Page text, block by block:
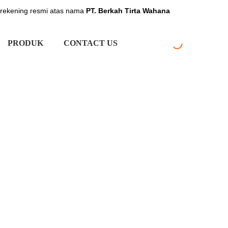
resmi atas nama PT. Berkah Tirta Wahana
PRODUK CONTACT US